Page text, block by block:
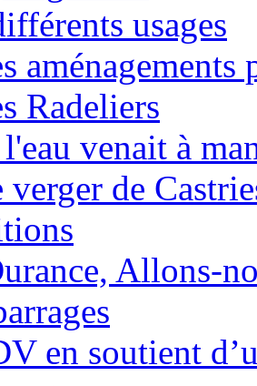
usages
Radeliers
venait à
verger de
Allons-
en soutient